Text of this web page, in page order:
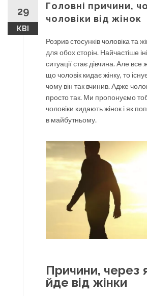
29
КВІ
Головні причини,
чоловіки від жінок
Розрив стосунків чоловіка та
для обох сторін. Найчастіше
ситуації стає дівчина. Але
що чоловік кидає жінку, то
чому він так вчинив. Адже
просто так. Ми пропонуємо
чоловіки кидають жінок і як
в майбутньому.
Причини, через
йде від жінки